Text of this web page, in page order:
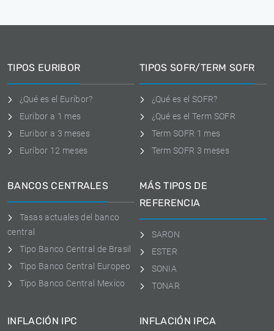
TIPOS EURIBOR
¿Qué es el Euribor?
Euribor a 1 mes
Euribor a 3 meses
Euríbor 12 meses
TIPOS SOFR/TERM SOFR
¿Qué es el SOFR?
¿Qué es el Term SOFR
Term SOFR 1 mes
Term SOFR 3 meses
BANCOS CENTRALES
Tasas actuales del banco
central
Tipo Banco Central de Brasil
Tipo Banco Central Europeo
Tipo Banco Central Mexico
MÁS TIPOS DE
REFERENCIA
SARON
ESTER
SONIA
TONAR
INFLACIÓN IPC INFLACIÓN IPCA